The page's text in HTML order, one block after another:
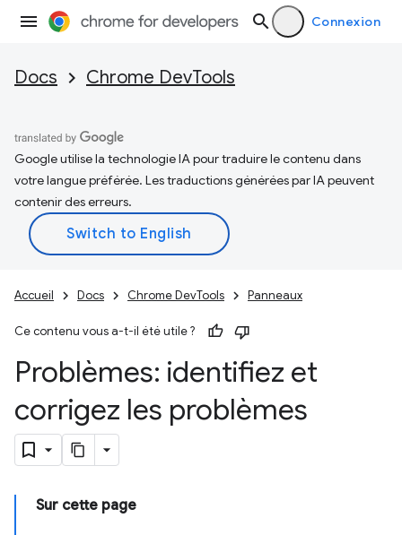
Connexion
Docs Chrome DevTools
Google utilise la technologie IA pour traduire le contenu dans
votre langue préférée. Les traductions générées par IA peuvent
contenir des erreurs.
Accueil Docs Chrome DevTools Panneaux
Ce contenu vous a-t-il été utile ?
Problèmes: identifiez et
corrigez les problèmes
Sur cette page